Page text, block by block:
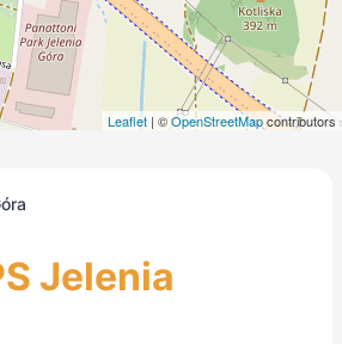
Leaflet | ©OpenStreetMapcontributors
Jelenia